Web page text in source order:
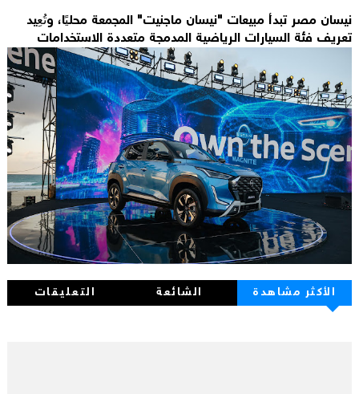
نيسان مصر تبدأ مبيعات "نيسان ماجنيت" المجمعة محليًا، وتُعِيد
تعريف فئة السيارات الرياضية المدمجة متعددة الاستخدامات
الأكثر مشاهدة الشائعة التعليقات